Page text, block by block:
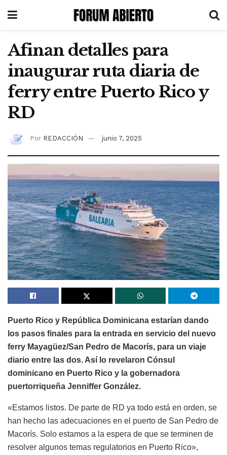
Afinan detalles para
inaugurar ruta diaria de
ferry entre Puerto Rico y
RD
Por REDACCIÓN junio 7, 2025
Puerto Rico y República Dominicana estarían dando
los pasos finales para la entrada en servicio del nuevo
ferry Mayagüez/San Pedro de Macorís, para un viaje
diario entre las dos. Así lo revelaron Cónsul
dominicano en Puerto Rico y la gobernadora
puertorriqueña Jenniffer González.
«Estamos listos. De parte de RD ya todo está en orden, se
han hecho las adecuaciones en el puerto de San Pedro de
Macorís. Solo estamos a la espera de que se terminen de
resolver algunos temas regulatorios en Puerto Rico»,